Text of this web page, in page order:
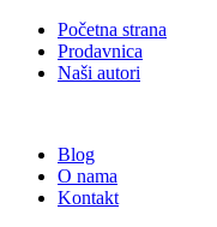
Početna strana
Prodavnica
Naši autori
Blog
O nama
Kontakt